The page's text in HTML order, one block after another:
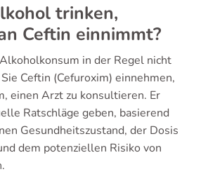
trinken,
Ceftin einnimmt?
in der Regel nicht
Ceftin (Cefuroxim) einnehmen,
einen Arzt zu konsultieren. Er
Ratschläge geben, basierend
Gesundheitszustand, der Dosis
dem potenziellen Risiko von